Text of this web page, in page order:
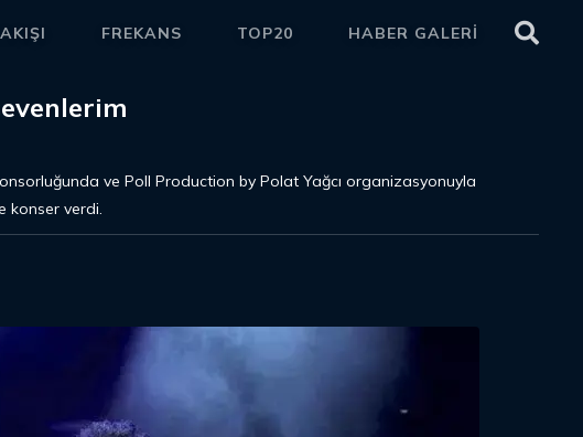
FREKANS TOP20 HABER GALERİ
ve Poll Production by Polat Yağcı organizasyonuyla
konser verdi.